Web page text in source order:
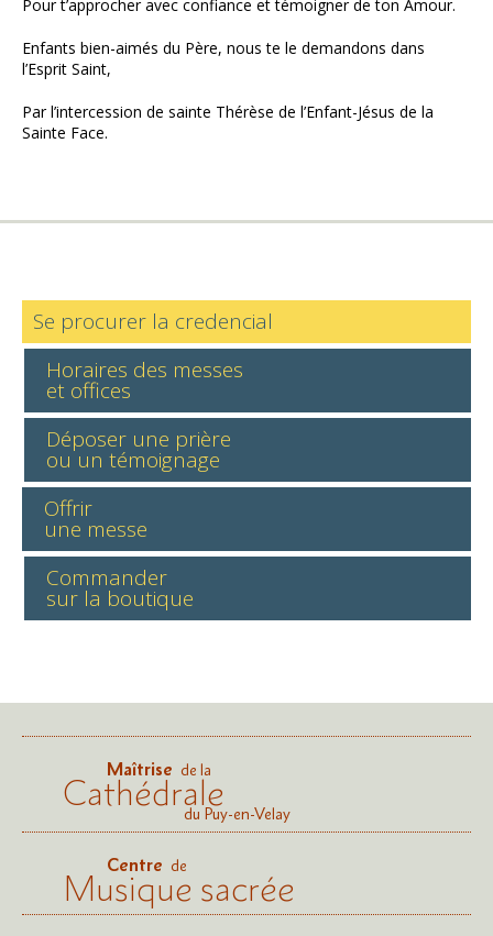
Pour t’approcher avec confiance et témoigner de ton Amour.
Enfants bien-aimés du Père, nous te le demandons dans
l’Esprit Saint,
Par l’intercession de sainte Thérèse de l’Enfant-Jésus de la
Sainte Face.
Se procurer la credencial
Horaires des messes
et offices
Déposer une prière
ou un témoignage
Offrir
une messe
Commander
sur la boutique
Maîtrise de la
Cathédraledu Puy-en-Velay
Centre de
Musique sacrée